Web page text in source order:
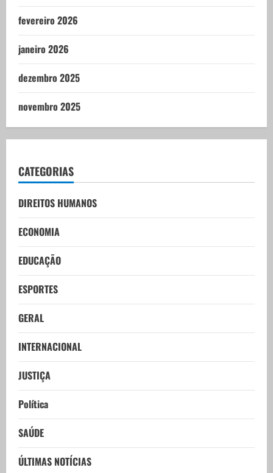
fevereiro 2026
janeiro 2026
dezembro 2025
novembro 2025
CATEGORIAS
DIREITOS HUMANOS
ECONOMIA
EDUCAÇÃO
ESPORTES
GERAL
INTERNACIONAL
JUSTIÇA
Política
SAÚDE
ÚLTIMAS NOTÍCIAS